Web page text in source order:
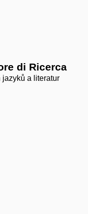
di Ricerca
a literatur